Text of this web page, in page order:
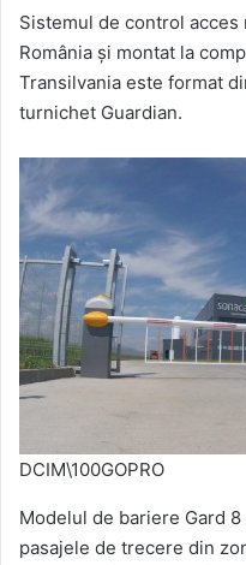
Sistemul de control
România și montat la
Transilvania este format
turnichet Guardian.
DCIM\100GOPRO
Modelul de bariere Gard
pasajele de trecere din